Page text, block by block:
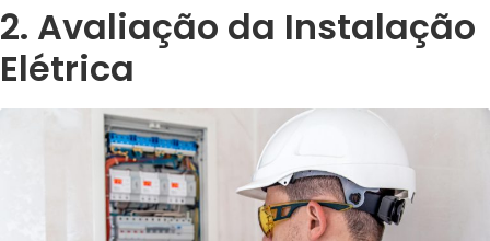
2. Avaliação da Instalação
Elétrica